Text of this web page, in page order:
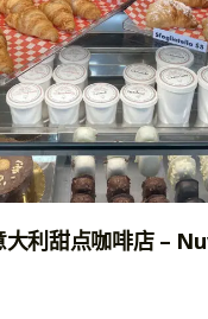
大利甜点咖啡店 –